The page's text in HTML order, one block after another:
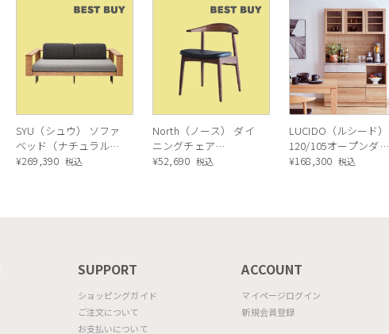
SYU（シュウ） ソファ
ベッド（ナチュラル）
190cm
¥269,390 税込
North（ノース） ダイ
ニングチェア
AC02（ウォールナッ
¥52,690 税込
LUCIDO（ルシード）
120/105オープンダイ
ニングボード ナチュ
¥168,300 税込
SUPPORT
ショッピングガイド
ご注文について
お支払いについて
ACCOUNT
マイページログイン
新規会員登録